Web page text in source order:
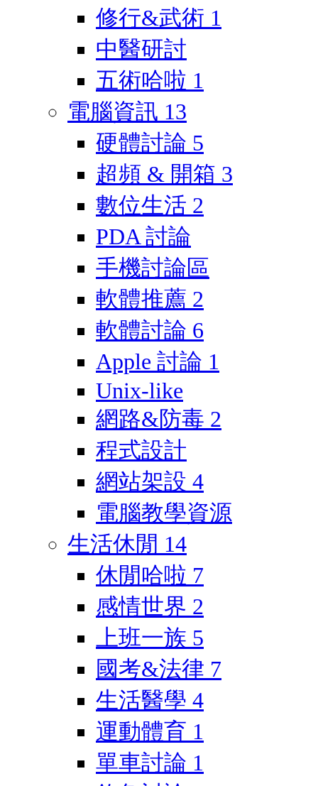
修行&武術 1
中醫研討
五術哈啦 1
電腦資訊 13
硬體討論 5
超頻 & 開箱 3
數位生活 2
PDA 討論
手機討論區
軟體推薦 2
軟體討論 6
Apple 討論 1
Unix-like
網路&防毒 2
程式設計
網站架設 4
電腦教學資源
生活休閒 14
休閒哈啦 7
感情世界 2
上班一族 5
國考&法律 7
生活醫學 4
運動體育 1
單車討論 1